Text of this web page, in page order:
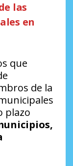
las
en
que
de la
plazo